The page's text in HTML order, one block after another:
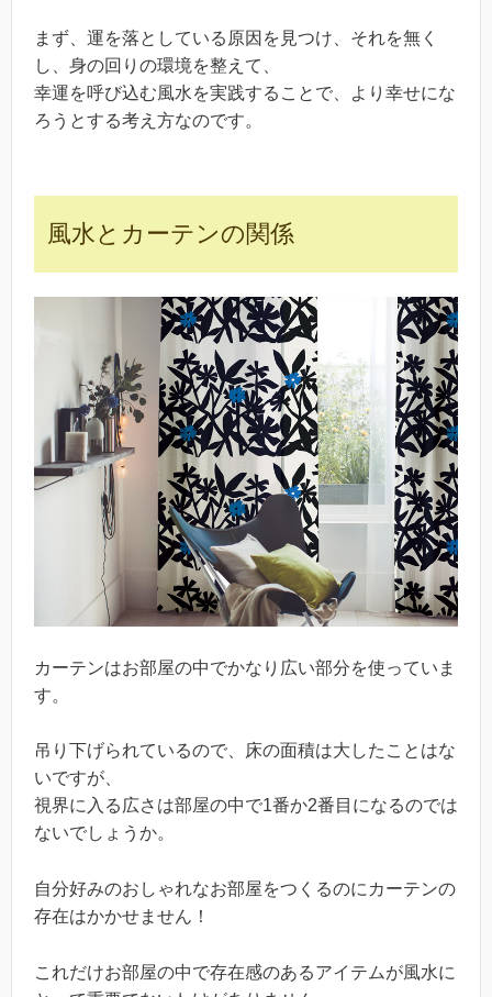
まず、運を落としている原因を見つけ、それを無く
し、身の回りの環境を整えて、
幸運を呼び込む風水を実践することで、より幸せにな
ろうとする考え方なのです。
風水とカーテンの関係
カーテンはお部屋の中でかなり広い部分を使っていま
す。
吊り下げられているので、床の面積は大したことはな
いですが、
視界に入る広さは部屋の中で1番か2番目になるのでは
ないでしょうか。
自分好みのおしゃれなお部屋をつくるのにカーテンの
存在はかかせません！
これだけお部屋の中で存在感のあるアイテムが風水に